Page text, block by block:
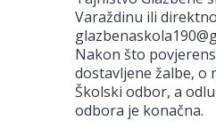
Varaždinu ili
Nakon što
dostavljene žalbe, o
Školski odbor, a
odbora je konačna.